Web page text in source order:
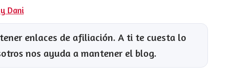
Dani
enlaces de afiliación. A ti te cuesta lo
nos ayuda a mantener el blog.